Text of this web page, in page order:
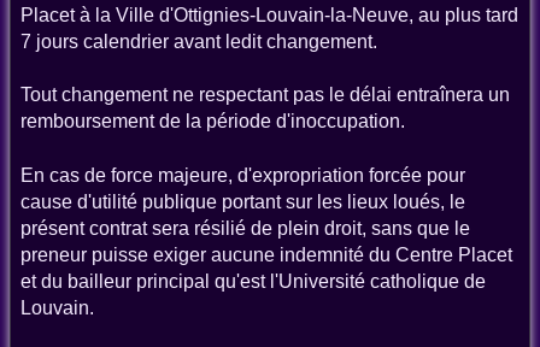
Placet à la Ville d'Ottignies-Louvain-la-Neuve, au plus tard
7 jours calendrier avant ledit changement.
Tout changement ne respectant pas le délai entraînera un
remboursement de la période d'inoccupation.
En cas de force majeure, d'expropriation forcée pour
cause d'utilité publique portant sur les lieux loués, le
présent contrat sera résilié de plein droit, sans que le
preneur puisse exiger aucune indemnité du Centre Placet
et du bailleur principal qu'est l'Université catholique de
Louvain.